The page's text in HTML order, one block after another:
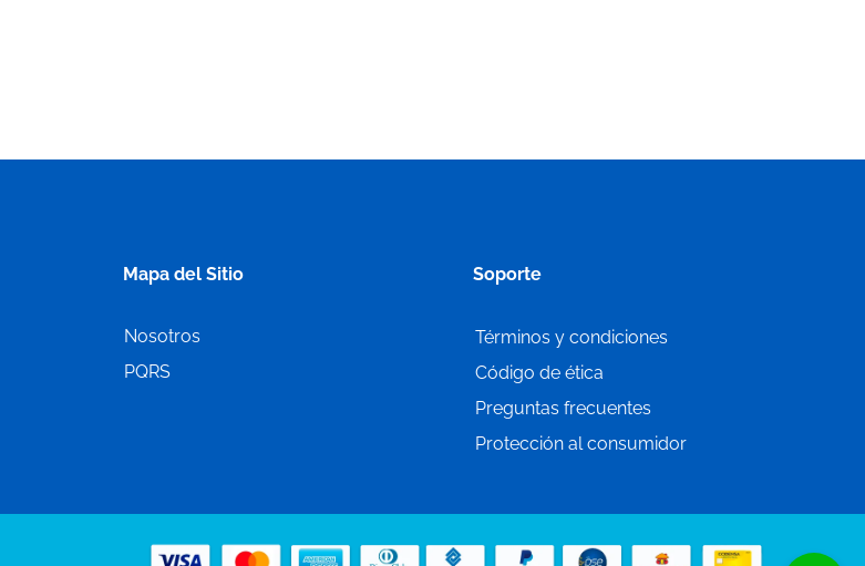
Mapa del Sitio
Nosotros
PQRS
Soporte
Términos y condiciones
Código de ética
Preguntas frecuentes
Protección al consumidor